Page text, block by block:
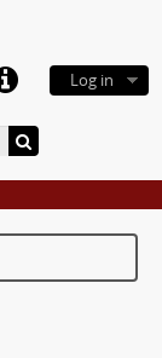
Log in